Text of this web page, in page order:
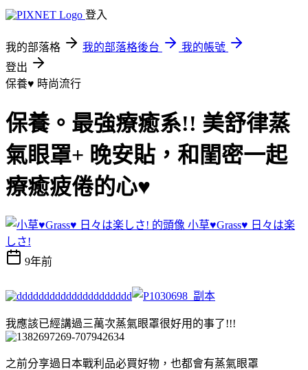
登入
我的部落格 我的部落格後台
我的帳號
登出
保養♥ 時尚流行
保養。最強療癒系!! 美舒律蒸
氣眼罩+ 晚安貼，和閨密一起
療癒疲倦的心♥
小草♥Grass♥ 日々は楽
しさ!
9年前
我應該已經講過三萬次蒸氣眼罩很好用的事了!!!
之前分享過日本戰利品必買好物，也都會有蒸氣眼罩